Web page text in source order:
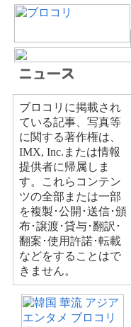
ブロコリに掲載され
ている記事、写真等
に関する著作権は、
IMX, Inc.または情報
提供者に帰属しま
す。これらコンテン
ツの全部または一部
を複製･公開･送信･頒
布･譲渡･貸与･翻訳･
翻案･使用許諾･転載
などをすることはで
きません。